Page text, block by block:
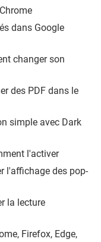
dans Google
changer son
des PDF dans le
simple avec Dark
l'activer
l'affichage des pop-
la lecture
Firefox, Edge,